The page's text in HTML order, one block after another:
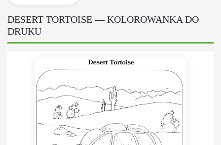
DESERT TORTOISE — KOLOROWANKA DO
DRUKU